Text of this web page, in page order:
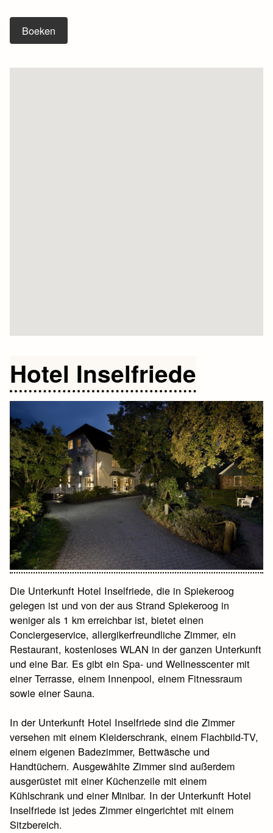
Boeken
Hotel Inselfriede
Die Unterkunft Hotel Inselfriede, die in Spiekeroog
gelegen ist und von der aus Strand Spiekeroog in
weniger als 1 km erreichbar ist, bietet einen
Conciergeservice, allergikerfreundliche Zimmer, ein
Restaurant, kostenloses WLAN in der ganzen Unterkunft
und eine Bar. Es gibt ein Spa- und Wellnesscenter mit
einer Terrasse, einem Innenpool, einem Fitnessraum
sowie einer Sauna.
In der Unterkunft Hotel Inselfriede sind die Zimmer
versehen mit einem Kleiderschrank, einem Flachbild-TV,
einem eigenen Badezimmer, Bettwäsche und
Handtüchern. Ausgewählte Zimmer sind außerdem
ausgerüstet mit einer Küchenzeile mit einem
Kühlschrank und einer Minibar. In der Unterkunft Hotel
Inselfriede ist jedes Zimmer eingerichtet mit einem
Sitzbereich.